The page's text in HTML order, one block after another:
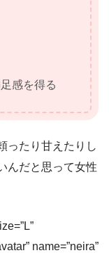
感を得る
ったり甘えたりし
んだと思って女性
name=”neira”